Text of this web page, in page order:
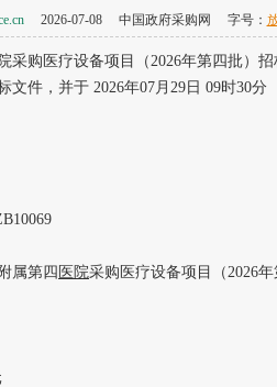
2026-07-08 中国政府采购网 字号：
购医疗设备项目（2026年第四批）招
文件，并于 2026年07月29日 09时30分
属第四 医院采购医疗设备项目（2026年